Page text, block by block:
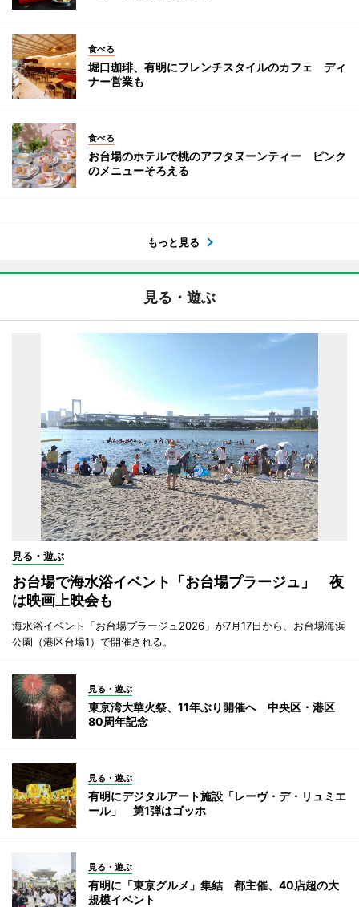
食べる
堀口珈琲、有明にフレンチスタイルのカフェ ディ
ナー営業も
食べる
お台場のホテルで桃のアフタヌーンティー ピンク
のメニューそろえる
もっと見る
見る・遊ぶ
見る・遊ぶ
お台場で海水浴イベント「お台場プラージュ」 夜
は映画上映会も
海水浴イベント「お台場プラージュ2026」が7月17日から、お台場海浜
公園（港区台場1）で開催される。
見る・遊ぶ
東京湾大華火祭、11年ぶり開催へ 中央区・港区
80周年記念
見る・遊ぶ
有明にデジタルアート施設「レーヴ・デ・リュミエ
ール」 第1弾はゴッホ
見る・遊ぶ
有明に「東京グルメ」集結 都主催、40店超の大
規模イベント